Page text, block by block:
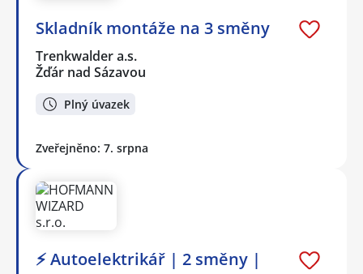
Skladník montáže na 3 směny
Trenkwalder a.s.
Žďár nad Sázavou
Plný úvazek
Zveřejněno: 7. srpna
⚡ Autoelektrikář | 2 směny |